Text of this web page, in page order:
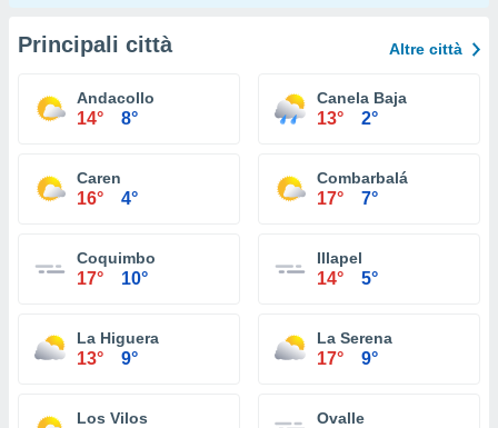
Principali città Altre città
Andacollo
14° 8°
Canela Baja
13° 2°
Caren
16° 4°
Combarbalá
17° 7°
Coquimbo
17° 10°
Illapel
14° 5°
La Higuera
13° 9°
La Serena
17° 9°
Los Vilos Ovalle